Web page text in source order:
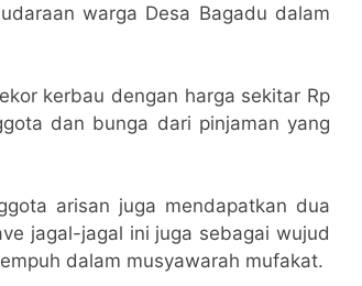
warga Desa Bagadu dalam
kerbau dengan harga sekitar Rp
dan bunga dari pinjaman yang
arisan juga mendapatkan dua
jagal-jagal ini juga sebagai wujud
dalam musyawarah mufakat.